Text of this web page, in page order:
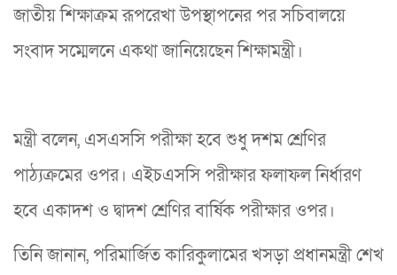
জাতীয় শিক্ষাক্রম রূপরেখা উপস্থাপনের পর সচিবালয়ে
সংবাদ সম্মেলনে একথা জানিয়েছেন শিক্ষামন্ত্রী।
মন্ত্রী বলেন, এসএসসি পরীক্ষা হবে শুধু দশম শ্রেণির
পাঠ্যক্রমের ওপর। এইচএসসি পরীক্ষার ফলাফল নির্ধারণ
হবে একাদশ ও দ্বাদশ শ্রেণির বার্ষিক পরীক্ষার ওপর।
তিনি জানান, পরিমার্জিত কারিকুলামের খসড়া প্রধানমন্ত্রী শেখ